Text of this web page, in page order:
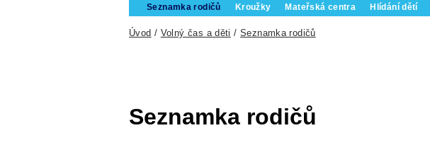
Seznamka rodičů Kroužky Mateřská centra Hlídání dětí
Úvod / Volný čas a děti /Seznamka rodičů
Seznamka rodičů